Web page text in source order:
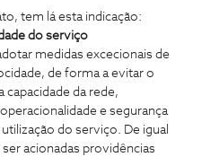
tem lá esta indicação:
do serviço
medidas excecionais de
de forma a evitar o
da rede,
e segurança
utilização do serviço. De igual
acionadas providências